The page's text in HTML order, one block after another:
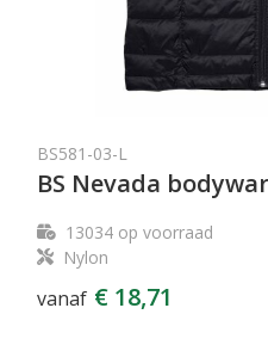
BS581-03-L
BS Nevada
13034op voorraad
Nylon
vanaf € 18,71